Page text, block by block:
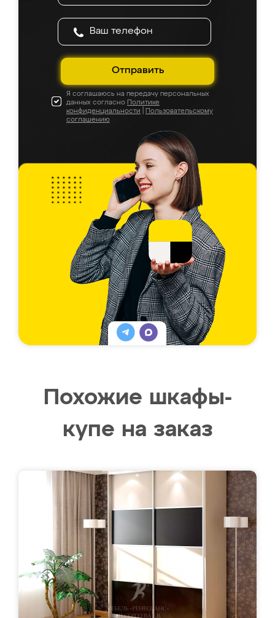
Отправить
Я соглашаюсь на передачу персональных
данных согласно Политике
конфиденциальности
Пользовательскому
соглашению
Похожие шкафы-
купе на заказ